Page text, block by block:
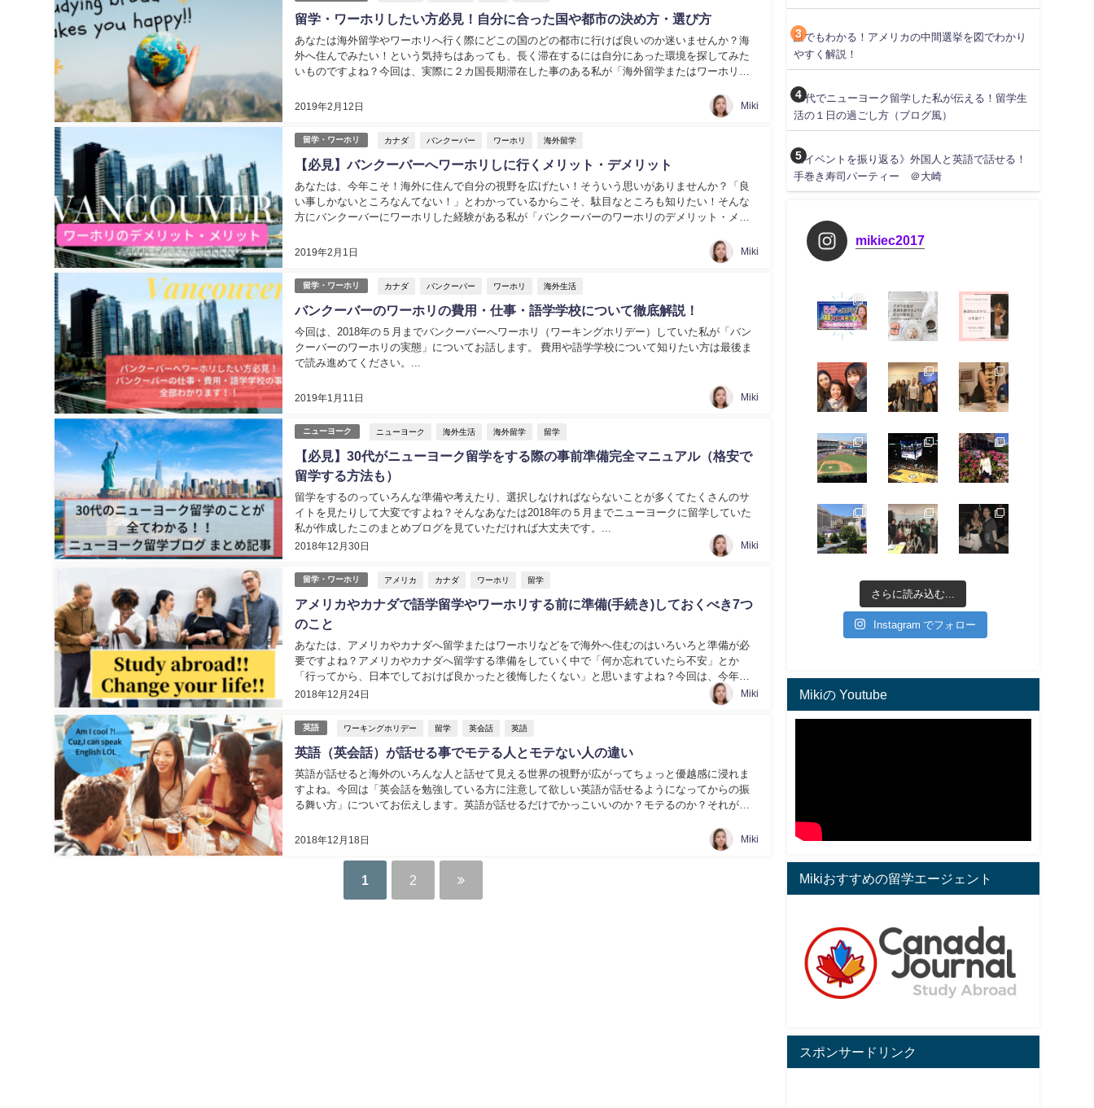
留学・ワーホリしたい方必見！自分に合った国や都市の決め方・選び方
2019年2月12日
あなたは海外留学やワーホリへ行く際にどこの国のどの都市に行けば良いのか迷いませんか？海
外へ住んでみたい！という気持ちはあっても、長く滞在するには自分にあった環境を探してみた
いものですよね？今回は、実際に２カ国長期滞在した事のある私が「海外留学またはワーホリの
Miki
留学・ワーホリ カナダ バンクーバー ワーホリ 海外留学
【必見】バンクーバーへワーホリしに行くメリット・デメリット
2019年2月1日
あなたは、今年こそ！海外に住んで自分の視野を広げたい！そういう思いがありませんか？「良
い事しかないところなんてない！」とわかっているからこそ、駄目なところも知りたい！そんな
方にバンクーバーにワーホリした経験がある私が「バンクーバーのワーホリのデメリット・メリ
Miki
留学・ワーホリ カナダ バンクーバー ワーホリ 海外生活
バンクーバーのワーホリの費用・仕事・語学学校について徹底解説！
2019年1月11日
今回は、2018年の５月までバンクーバーへワーホリ（ワーキングホリデー）していた私が「バン
クーバーのワーホリの実態」についてお話します。 費用や語学学校について知りたい方は最後ま
で読み進めてください。...
Miki
ニューヨーク ニューヨーク 海外生活 海外留学 留学
【必見】30代がニューヨーク留学をする際の事前準備完全マニュアル（格安で
留学する方法も）
2018年12月30日
留学をするのっていろんな準備や考えたり、選択しなければならないことが多くてたくさんのサ
イトを見たりして大変ですよね？そんなあなたは2018年の５月までニューヨークに留学していた
私が作成したこのまとめブログを見ていただければ大丈夫です。...
Miki
留学・ワーホリ アメリカ カナダ ワーホリ 留学
アメリカやカナダで語学留学やワーホリする前に準備(手続き)しておくべき7つ
のこと
2018年12月24日
あなたは、アメリカやカナダへ留学またはワーホリなどをで海外へ住むのはいろいろと準備が必
要ですよね？アメリカやカナダへ留学する準備をしていく中で「何か忘れていたら不安」とか
「行ってから、日本でしておけば良かったと後悔したくない」と思いますよね？今回は、今年の
５月までアメリカとカナダで生活していた私が実際に行ってから日本で...
Miki
英語 ワーキングホリデー 留学 英会話 英語
英語（英会話）が話せる事でモテる人とモテない人の違い
2018年12月18日
英語が話せると海外のいろんな人と話せて見える世界の視野が広がってちょっと優越感に浸れま
すよね。今回は「英会話を勉強している方に注意して欲しい英語が話せるようになってからの振
る舞い方」についてお伝えします。英語が話せるだけでかっこいいのか？モテるのか？それが本
Miki
1 2
誰でもわかる！アメリカの中間選挙を図でわかり
やすく解説！
30代でニューヨーク留学した私が伝える！留学生
活の１日の過ごし方（ブログ風）
《イベントを振り返る》外国人と英語で話せる！
手巻き寿司パーティー ＠大崎
mikiec2017
さらに読み込む...
Instagram でフォロー
Mikiの Youtube
Mikiおすすめの留学エージェント
スポンサードリンク